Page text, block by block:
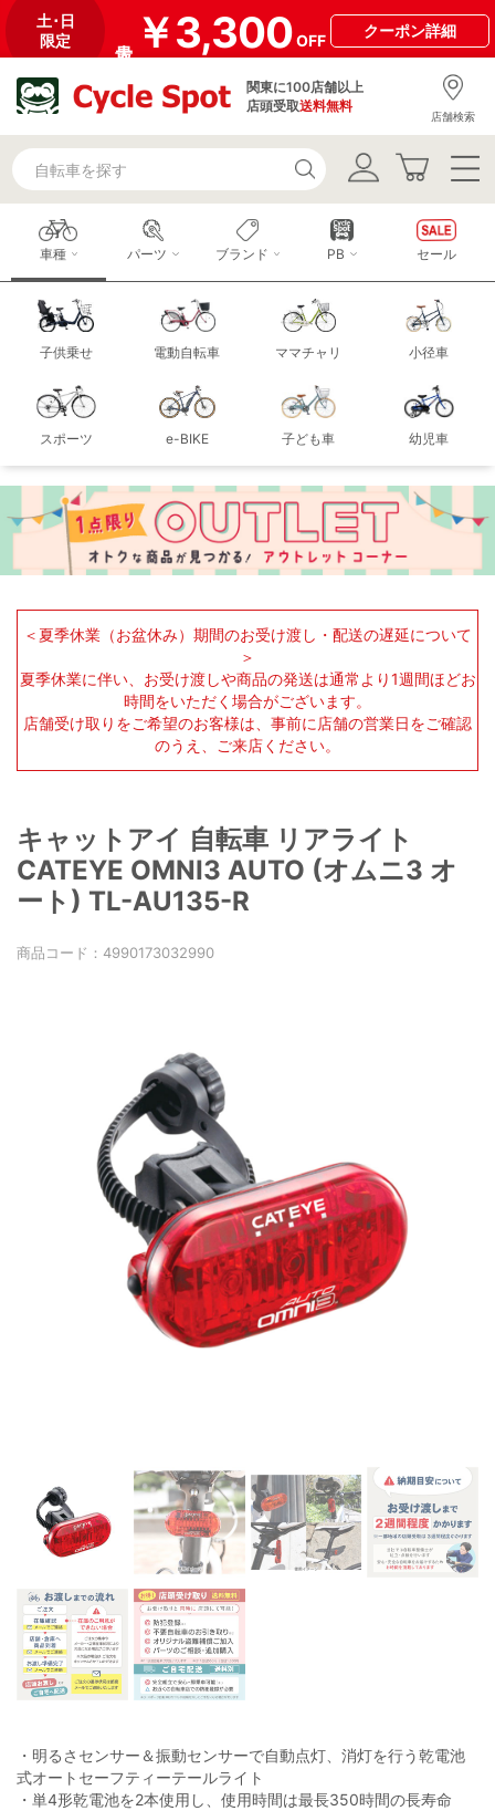
土･日
限定
￥3,300OFF
クーポン詳細
関東に100店舗以上
店頭受取送料無料
店舗検索
車種
子供乗せ 電動自転車 ママチャリ 小径車
スポーツ e-BIKE 子ども車 幼児車
パーツ ブランド PB セール
＜夏季休業（お盆休み）期間のお受け渡し・配送の遅延について
＞
夏季休業に伴い、お受け渡しや商品の発送は通常より1週間ほどお
時間をいただく場合がございます。
店舗受け取りをご希望のお客様は、事前に店舗の営業日をご確認
のうえ、ご来店ください。
キャットアイ 自転車 リアライト
CATEYE OMNI3 AUTO (オムニ3 オ
ート) TL-AU135-R
商品コード： 4990173032990
・明るさセンサー＆振動センサーで自動点灯、消灯を行う乾電池
式オートセーフティーテールライト
・単4形乾電池を2本使用し、使用時間は最長350時間の長寿命